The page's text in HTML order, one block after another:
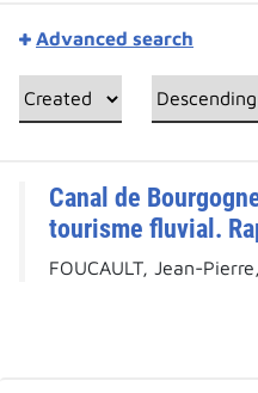
Advanced search
Canal de
tourisme fluvial.
FOUCAULT, Jean-